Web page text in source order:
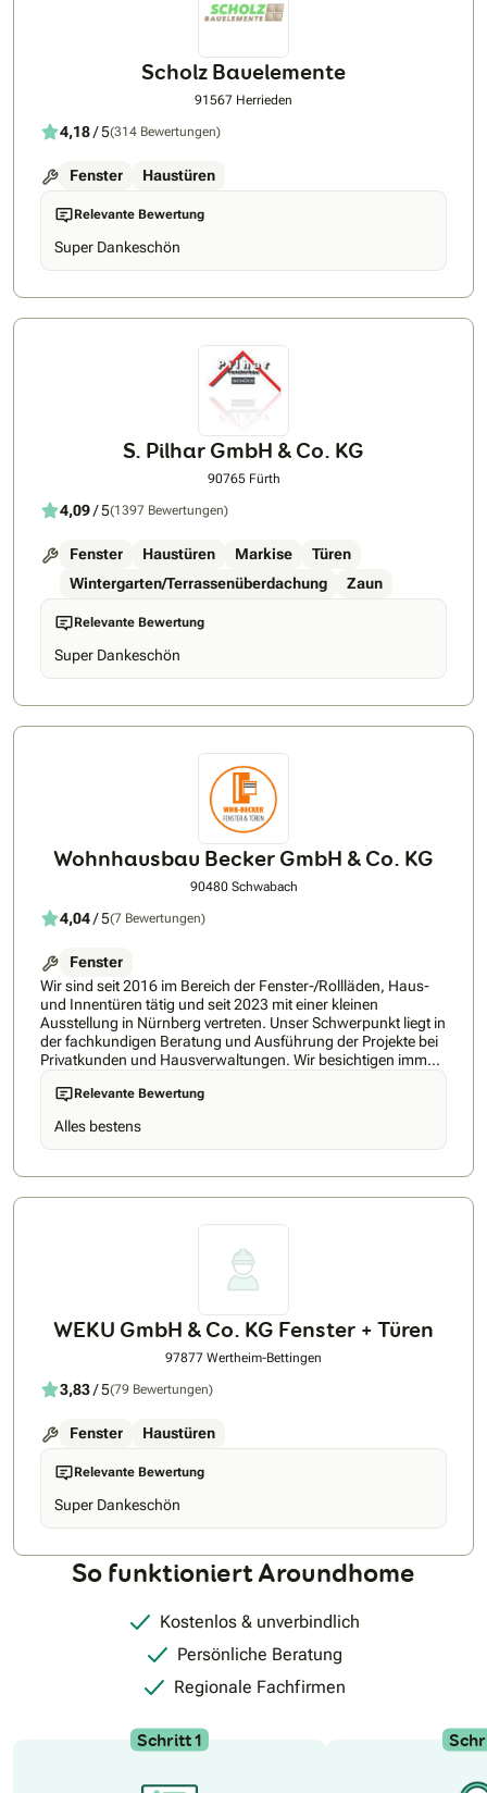
Scholz Bauelemente
91567 Herrieden
4,18/ 5(314 Bewertungen)
Fenster Haustüren
Relevante Bewertung
Super Dankeschön
S. Pilhar GmbH & Co. KG
90765 Fürth
4,09/ 5(1397 Bewertungen)
Fenster Haustüren Markise
Türen
Wintergarten/Terrassenüberdachung
Zaun
Relevante Bewertung
Super Dankeschön
Wohnhausbau Becker GmbH & Co. KG
90480 Schwabach
4,04/ 5(7 Bewertungen)
Fenster
Wir sind seit 2016 im Bereich der Fenster-/Rollläden, Haus-
und Innentüren tätig und seit 2023 mit einer kleinen
Ausstellung in Nürnberg vertreten. Unser Schwerpunkt liegt in
der fachkundigen Beratung und Ausführung der Projekte bei
Privatkunden und Hausverwaltungen. Wir besichtigen immer
die Objekte vor Angebotserstellung und können so mit dem
Kunden, die beste Lösung erarbeiten und sicherstellen, dass
die Arbeiten wunschgemäß ausgeführt werden können. Wir
unterstützen bei der Beantragung von Fördermitteln sowie
bei Genehmigungen im Bereich Denkmalschutz. Wir führen
Anforderung erfüllen. Unsere Montageteams arbeiten nach
den anerkannten Regeln der Technik und sind auch auf die
Sauberkeit der Arbeiten und Baustellen bedacht. Wir freuen
uns auf Ihre Anfragen und Aufträge.
Relevante Bewertung
Alles bestens
WEKU GmbH & Co. KG Fenster + Türen
97877 Wertheim-Bettingen
3,83/ 5(79 Bewertungen)
Fenster Haustüren
Relevante Bewertung
Super Dankeschön
So funktioniert Aroundhome
Kostenlos & unverbindlich
Persönliche Beratung
Regionale Fachfirmen
Schritt 1